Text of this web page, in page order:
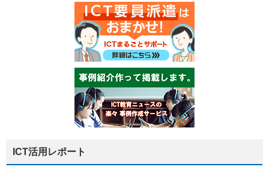
ICT活用レポート